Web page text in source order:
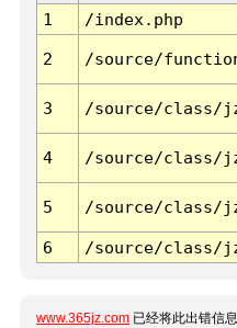
1
/index.php
2 /source/
3 /source/class/
4 /source/class/
5 /source/class/
6 /source/class/
www.365jz.com 已经将此出错信